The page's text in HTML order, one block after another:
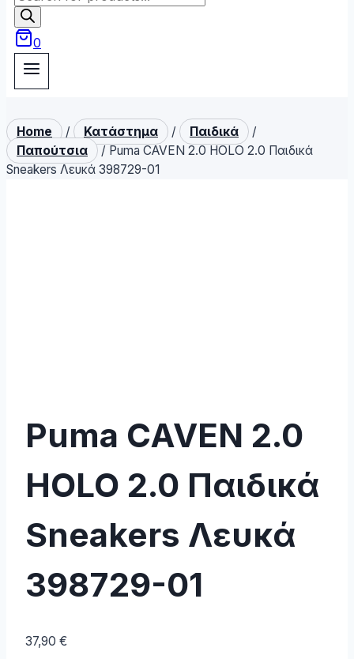
search
0
Home / Κατάστημα / Παιδικά
/
Παπούτσια
/ Puma CAVEN 2.0 HOLO 2.0 Παιδικά
Sneakers Λευκά 398729-01
Puma CAVEN 2.0
HOLO 2.0 Παιδικά
Sneakers Λευκά
398729-01
37,90 €